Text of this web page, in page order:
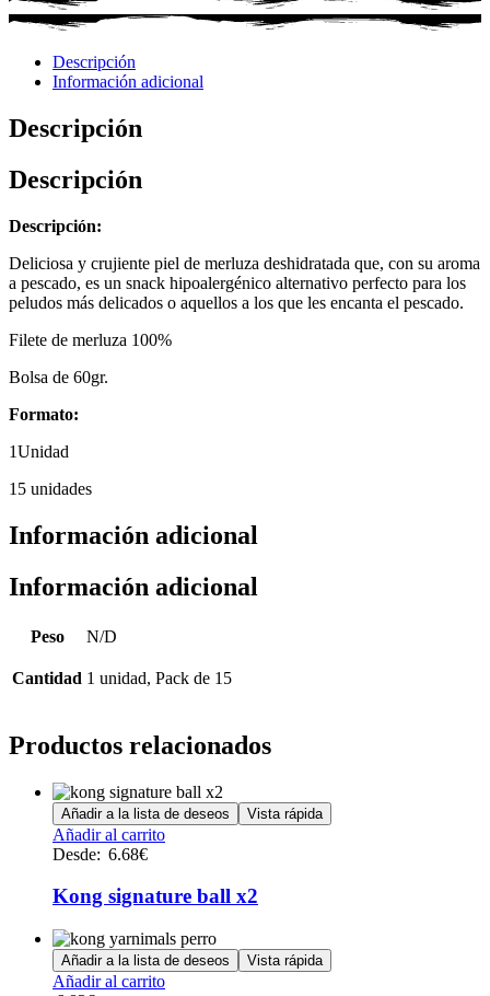
Descripción
Información adicional
Descripción
Descripción
Descripción:
Deliciosa y crujiente piel de merluza deshidratada que, con su aroma
a pescado, es un snack hipoalergénico alternativo perfecto para los
peludos más delicados o aquellos a los que les encanta el pescado.
Filete de merluza 100%
Bolsa de 60gr.
Formato:
1Unidad
15 unidades
Información adicional
Información adicional
Peso N/D
Cantidad 1 unidad, Pack de 15
Productos relacionados
Añadir a la lista de deseos Vista rápida
Añadir al carritoEste
múltiples
Las
opciones
se
pueden
Desde: 6.68€
Kong signature ball x2
Añadir a la lista de deseos Vista rápida
Añadir al carrito